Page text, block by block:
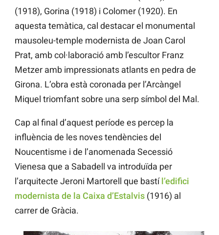
(1918), Gorina (1918) i Colomer (1920). En
aquesta temàtica, cal destacar el monumental
mausoleu-temple modernista de Joan Carol
Prat, amb col·laboració amb l’escultor Franz
Metzer amb impressionats atlants en pedra de
Girona. L’obra està coronada per l’Arcàngel
Miquel triomfant sobre una serp símbol del Mal.
Cap al final d’aquest període es percep la
influència de les noves tendències del
Noucentisme i de l’anomenada Secessió
Vienesa que a Sabadell va introduïda per
l’arquitecte Jeroni Martorell que bastíl’edifici
modernista de la Caixa d’Estalvis (1916) al
carrer de Gràcia.